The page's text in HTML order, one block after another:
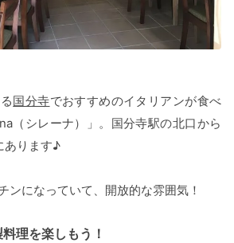
国分寺でおすすめのイタリアンが食べ
（シレーナ）」。国分寺駅の北口から
あります♪
ンになっていて、開放的な雰囲気！
理を楽しもう！